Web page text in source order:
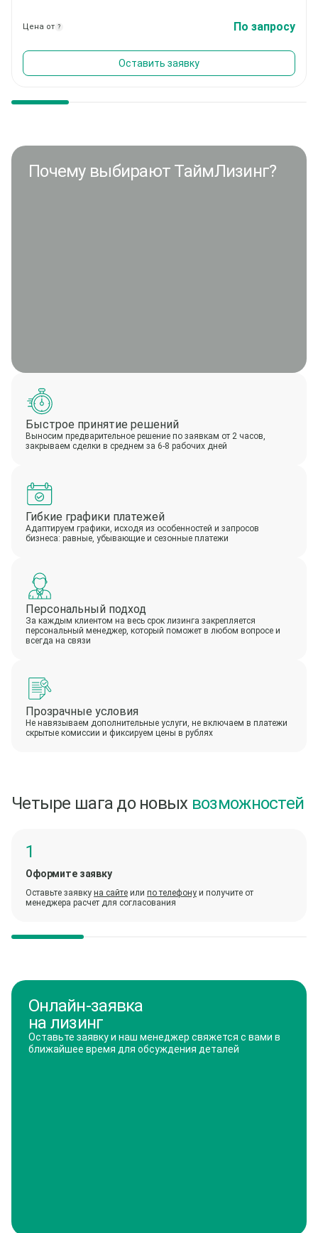
Цена от ? По запросу
Оставить заявку
Почему выбирают ТаймЛизинг?
Быстрое принятие решений
Выносим предварительное решение по заявкам от 2 часов,
закрываем сделки в среднем за 6-8 рабочих дней
Гибкие графики платежей
Адаптируем графики, исходя из особенностей и запросов
бизнеса: равные, убывающие и сезонные платежи
Персональный подход
За каждым клиентом на весь срок лизинга закрепляется
персональный менеджер, который поможет в любом вопросе и
всегда на связи
Прозрачные условия
Не навязываем дополнительные услуги, не включаем в платежи
скрытые комиссии и фиксируем цены в рублях
Четыре шага до новых возможностей
Оформите заявку
Оставьте заявку на сайте или по телефону и получите от
менеджера расчет для согласования
Онлайн-заявка
на лизинг
Оставьте заявку и наш менеджер свяжется с вами в
ближайшее время для обсуждения деталей